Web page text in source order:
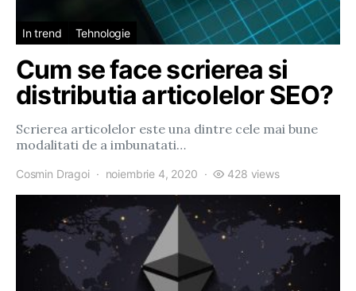
In trend Tehnologie
Cum se face scrierea si
distributia articolelor SEO?
Scrierea articolelor este una dintre cele mai bune
modalitati de a imbunatati…
Cosmin Dragoi noiembrie 4, 2020 428 views